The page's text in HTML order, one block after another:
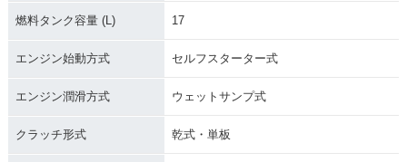
燃料タンク容量 (L) 17
エンジン始動方式 セルフスターター式
エンジン潤滑方式 ウェットサンプ式
クラッチ形式 乾式・単板